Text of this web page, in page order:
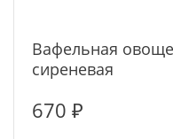
Вафельная
сиреневая
670 ₽